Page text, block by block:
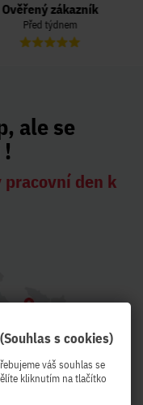
Ověřený zákazník
Před týdnem
ale se
den k
s cookies)
váš souhlas se
kliknutím na tlačítko